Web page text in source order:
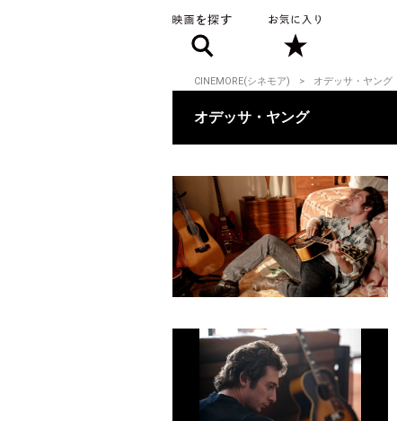
CINEMORE(シネモア) オデッサ・ヤング
オデッサ・ヤング